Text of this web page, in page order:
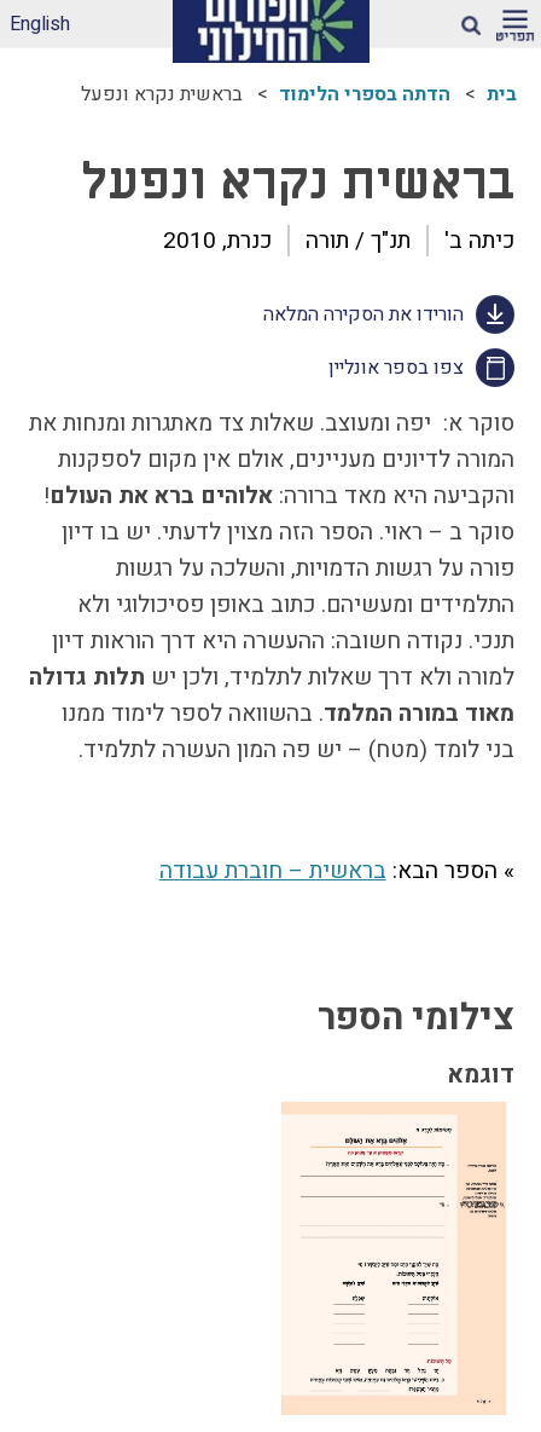
ונטול הדתה
דיווחי הדתה: עדכונים
מהשטח
עמותות דתיות בגנים
ובבתי-ספר הממלכתיים
– מה ניתן לעשות?
במקצוע תרבות
יהודית-ישראלית –
תכנית מדיתה
הדתה בצה"ל
התמודדות עם הדתה
מהי הדתה? ומהי
חילוניות?
כיצד למנוע הדתה?
זיהיתי הדתה, מה
עושים?
המדריך להורה החילוני
מן התקשורת
הבחירות לרשויות
המקומיות
הכשרת הורים
לאקטיביזם בחינוך
משמר הורים וקהילות
חינוך חילוניות יישוביות
עבודה עם מורים
English
בית הדתה בספרי הלימוד בראשית נקרא ונפעל
בראשית נקרא ונפעל
כיתה ב' תנ"ך / תורה כנרת, 2010
הורידו את הסקירה המלאה
צפו בספר אונליין
סוקר א: יפה ומעוצב. שאלות צד מאתגרות ומנחות את
המורה לדיונים מעניינים, אולם אין מקום לספקנות
והקביעה היא מאד ברורה:אלוהים ברא את העולם!
סוקר ב – ראוי. הספר הזה מצוין לדעתי. יש בו דיון
פורה על רגשות הדמויות, והשלכה על רגשות
התלמידים ומעשיהם. כתוב באופן פסיכולוגי ולא
תנכי. נקודה חשובה: ההעשרה היא דרך הוראות דיון
למורה ולא דרך שאלות לתלמיד, ולכן יש תלות גדולה
מאוד במורה המלמד. בהשוואה לספר לימוד ממנו
בני לומד (מטח) – יש פה המון העשרה לתלמיד.
» הספר הבא:בראשית – חוברת עבודה
צילומי הספר
דוגמא